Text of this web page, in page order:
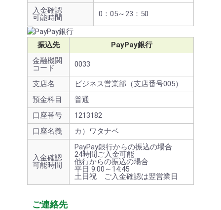
入金確認
可能時間
0：05～23：50
振込先
PayPay銀行
金融機関
コード
0033
支店名
ビジネス営業部（支店番号005）
預金科目
普通
口座番号
1213182
口座名義
カ）ワタナベ
入金確認
可能時間
PayPay銀行からの振込の場合
24時間ご入金可能
他行からの振込の場合
平日 9:00～14:45
土日祝 ご入金確認は翌営業日
ご連絡先